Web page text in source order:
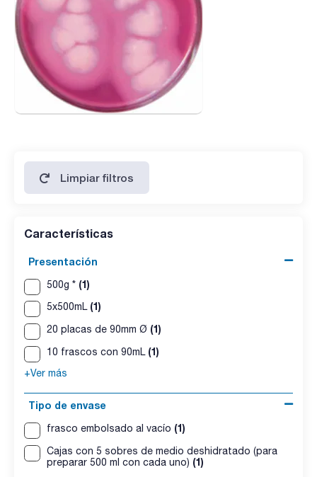
Limpiar filtros
Características
Presentación
500g * (1)
5x500mL (1)
20 placas de 90mm Ø (1)
10 frascos con 90mL (1)
+Ver más
Tipo de envase
frasco embolsado al vacío (1)
Cajas con 5 sobres de medio deshidratado (para
preparar 500 ml con cada uno) (1)